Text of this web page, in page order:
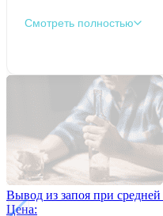
Смотреть полностью
Вывод из запоя при
Цена: